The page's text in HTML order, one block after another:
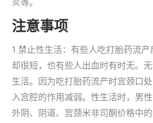
炎等。
注意事项
1.禁止性生活：有些人吃打胎药流
却很短，也有些人出血时有时无。
生活。因为吃打胎药流产时宫颈口
入宫腔的作用减弱。性生活时，男
外阴、阴道、宫颈米非司酮价格中